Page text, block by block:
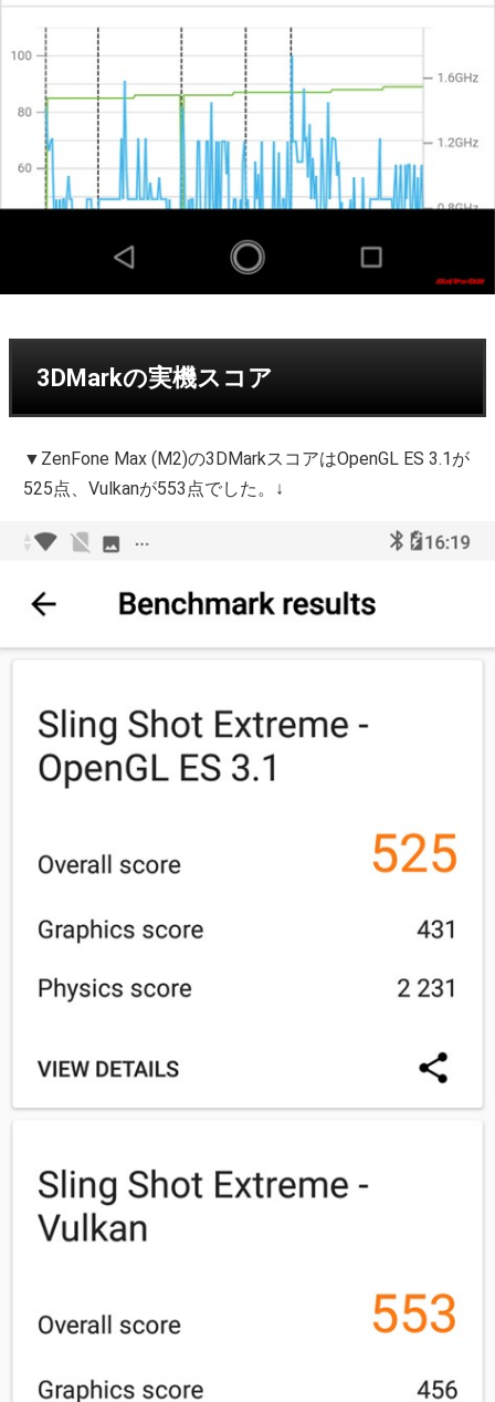
3DMarkの実機スコア
▼ZenFone Max (M2)の3DMarkスコアはOpenGL ES 3.1が
525点、Vulkanが553点でした。↓